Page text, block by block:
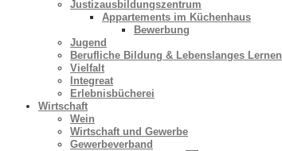
Justizausbildungszentrum
Appartements im Küchenhaus
Bewerbung
Jugend
Berufliche Bildung & Lebenslanges Lernen
Vielfalt
Integreat
Erlebnisbücherei
Wirtschaft
Wein
Wirtschaft und Gewerbe
Gewerbeverband